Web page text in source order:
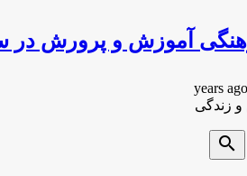
و پرورش در سال 95 افزایش می
search